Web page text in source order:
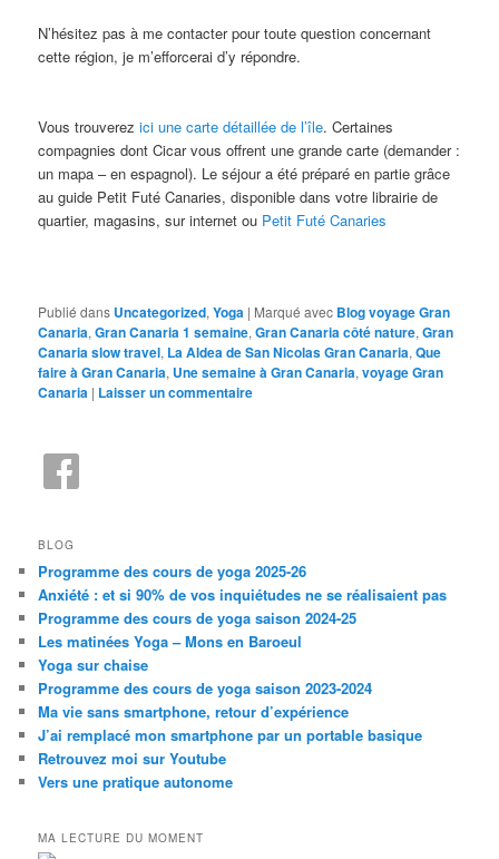
N’hésitez pas à me contacter pour toute question concernant
cette région, je m’efforcerai d’y répondre.
Vous trouverezici une carte détaillée de l’île. Certaines
compagnies dont Cicar vous offrent une grande carte (demander :
un mapa – en espagnol). Le séjour a été préparé en partie grâce
au guide Petit Futé Canaries, disponible dans votre librairie de
quartier, magasins, sur internet ou Petit Futé Canaries
Publié dans Uncategorized,Yoga | Marqué avec Blog voyage Gran
Canaria,Gran Canaria 1 semaine,Gran Canaria côté nature,Gran
Canaria slow travel, La Aldea de San Nicolas Gran Canaria,Que
faire à Gran Canaria, Une semaine à Gran Canaria,voyage Gran
Canaria | Laisser un commentaire
BLOG
Programme des cours de yoga 2025-26
Anxiété : et si 90% de vos inquiétudes ne se réalisaient pas
Programme des cours de yoga saison 2024-25
Les matinées Yoga – Mons en Baroeul
Yoga sur chaise
Programme des cours de yoga saison 2023-2024
Ma vie sans smartphone, retour d’expérience
J’ai remplacé mon smartphone par un portable basique
Retrouvez moi sur Youtube
Vers une pratique autonome
MA LECTURE DU MOMENT